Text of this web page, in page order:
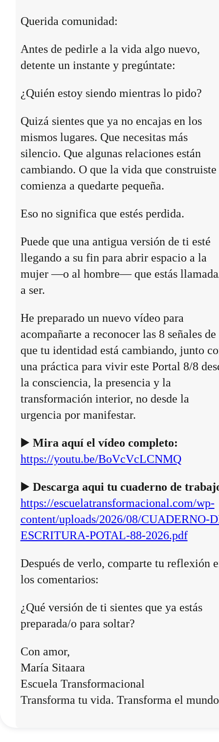
Querida comunidad:
Antes de pedirle a la vida algo nuevo,
detente un instante y pregúntate:
¿Quién estoy siendo mientras lo pido?
Quizá sientes que ya no encajas en los
mismos lugares. Que necesitas más
silencio. Que algunas relaciones están
cambiando. O que la vida que construiste
comienza a quedarte pequeña.
Eso no significa que estés perdida.
Puede que una antigua versión de ti esté
llegando a su fin para abrir espacio a la
mujer —o al hombre— que estás
a ser.
He preparado un nuevo vídeo para
acompañarte a reconocer las 8 señales de
que tu identidad está cambiando, junto
una práctica para vivir este Portal 8/8
la consciencia, la presencia y la
transformación interior, no desde la
urgencia por manifestar.
▶️ Mira aquí el vídeo completo:
https://youtu.be/BoVcVcLCNMQ
▶️ Descarga aqui tu cuaderno de
https://escuelatransformacional.com/wp-
content/uploads/2026/08/CUADERNO-
ESCRITURA-POTAL-88-2026.pdf
Después de verlo, comparte tu reflexión
los comentarios:
¿Qué versión de ti sientes que ya estás
preparada/o para soltar?
Con amor,
María Sitaara
Escuela Transformacional
Transforma tu vida. Transforma el